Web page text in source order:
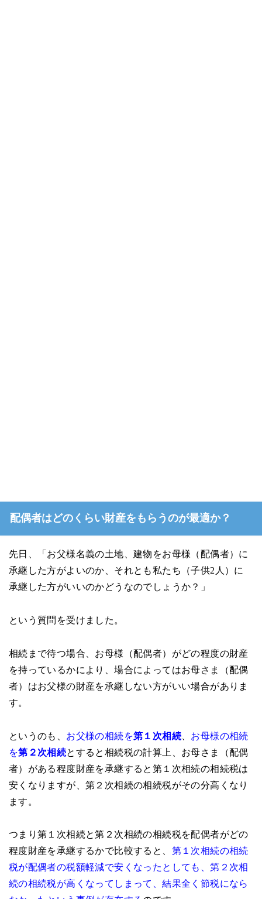
配偶者はどのくらい財産をもらうのが最適か？
先日、「お父様名義の土地、建物をお母様（配偶者）に
承継した方がよいのか、それとも私たち（子供2人）に
承継した方がいいのかどうなのでしょうか？」
という質問を受けました。
相続まで待つ場合、お母様（配偶者）がどの程度の財産
を持っているかにより、場合によってはお母さま（配偶
者）はお父様の財産を承継しない方がいい場合がありま
す。
というのも、 お父様の相続を第１次相続
お母様の相続
を第２次相続とすると相続税の計算上、お母さま（配偶
者）がある程度財産を承継すると第１次相続の相続税は
安くなりますが、第２次相続の相続税がその分高くなり
ます。
つまり第１次相続と第２次相続の相続税を配偶者がどの
程度財産を承継するかで比較すると、 第１次相続の相続
税が配偶者の税額軽減で安くなったとしても、第２次相
続の相続税が高くなってしまって、結果全く節税になら